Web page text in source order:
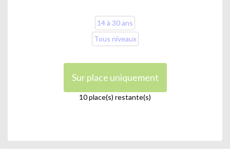
14 à 30 ans
Tous niveaux
Sur place uniquement
10 place(s) restante(s)